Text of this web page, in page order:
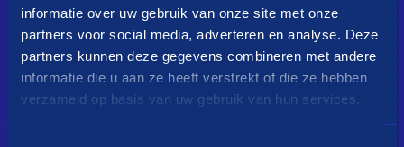
informatie over uw gebruik van onze site met onze
partners voor social media, adverteren en analyse. Deze
partners kunnen deze gegevens combineren met andere
informatie die u aan ze heeft verstrekt of die ze hebben
verzameld op basis van uw gebruik van hun services.